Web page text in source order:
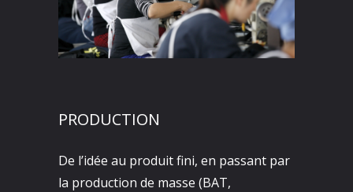
PRODUCTION
De l’idée au produit fini, en passant par
la production de masse (BAT,